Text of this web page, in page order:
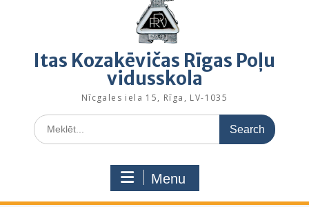
Itas Kozakēvičas Rīgas Poļu
vidusskola
Nīcgales iela 15, Rīga, LV-1035
Search
for:
Menu